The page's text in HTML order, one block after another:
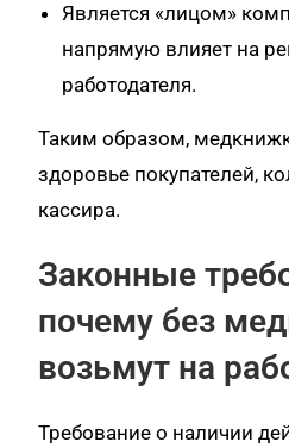
Является «лицом»
напрямую влияет на
работодателя.
Таким образом,
здоровье покупателей,
кассира.
Законные
почему без
возьмут на
Требование о наличии